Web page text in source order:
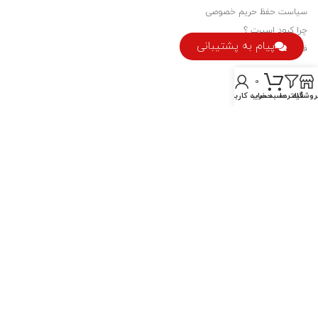
سیاست حفظ حریم خصوصی
چرا کبود اسپرت ؟
فرصت های شغلی
نماد اعتماد
پیام به پشتیبانی
فیلترها
0
سبد خرید
حساب کاربری من